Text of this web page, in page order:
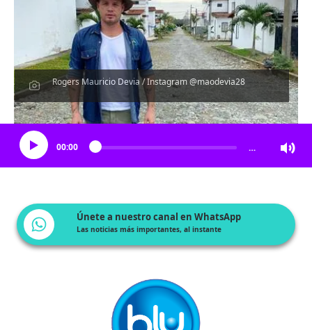
Rogers Mauricio Devia / Instagram @maodevia28
Escucha el artículo
00:00 …
Únete a nuestro canal en WhatsApp
Las noticias más importantes, al instante